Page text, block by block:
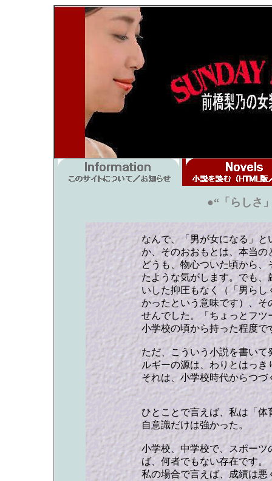
●“「らしさ
なんで、「男が女になる」
か、そのおおもとは、本当
どうも、物心ついた頃から
たような気がします。でも
いした抑圧もなく（「男ら
かったという意味です）、
せんでした。「ちょっとフ
小学校の頃から持った程度で
ただ、こういう小説を書い
ルギーの源は、わりとはっき
それは、小学校時代からつ
ひとことで言えば、私は「
自意識だけは強かった。
小学校、中学校で、スポー
ば、何者でもない存在です。
私の場合で言えば、成績は